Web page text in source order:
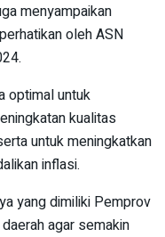
menyampaikan
oleh ASN
optimal untuk
kualitas
untuk meningkatkan
inflasi.
yang dimiliki Pemprov
agar semakin